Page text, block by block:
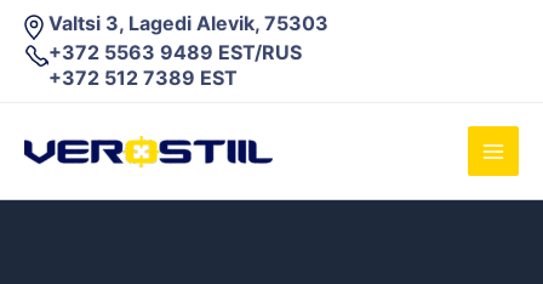
Перейти
содержимому
Valtsi 3, Lagedi Alevik, 75303
+372 5563 9489 EST/RUS
+372 512 7389 EST
Main